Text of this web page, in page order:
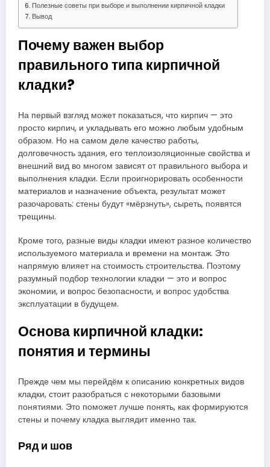
Полезные советы при выборе и выполнении кирпичной кладки
Вывод
Почему важен выбор
правильного типа кирпичной
кладки?
На первый взгляд может показаться, что кирпич — это
просто кирпич, и укладывать его можно любым удобным
образом. Но на самом деле качество работы,
долговечность здания, его теплоизоляционные свойства и
внешний вид во многом зависят от правильного выбора и
выполнения кладки. Если проигнорировать особенности
материалов и назначение объекта, результат может
разочаровать: стены будут «мёрзнуть», сыреть, появятся
трещины.
Кроме того, разные виды кладки имеют разное количество
используемого материала и времени на монтаж. Это
напрямую влияет на стоимость строительства. Поэтому
разумный подбор технологии кладки — это и вопрос
экономии, и вопрос безопасности, и вопрос удобства
эксплуатации в будущем.
Основа кирпичной кладки:
понятия и термины
Прежде чем мы перейдём к описанию конкретных видов
кладки, стоит разобраться с некоторыми базовыми
понятиями. Это поможет лучше понять, как формируются
стены и почему кладка выглядит именно так.
Ряд и шов